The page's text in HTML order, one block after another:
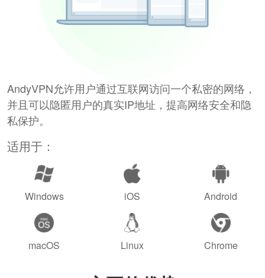
AndyVPN允许用户通过互联网访问一个私密的网络，
并且可以隐匿用户的真实IP地址，提高网络安全和隐
私保护。
适用于：
Windows iOS Android
macOS Linux Chrome